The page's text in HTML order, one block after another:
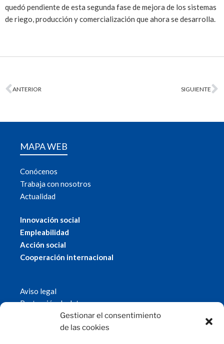
Gestionar el consentimiento
de las cookies
quedó pendiente de esta segunda fase de mejora de los sistemas
de riego, producción y comercialización que ahora se desarrolla.
ANTERIOR SIGUIENTE
MAPA WEB
Conócenos
Trabaja con nosotros
Actualidad
Innovación social
Empleabilidad
Acción social
Cooperación internacional
Aviso legal
Protección de datos
Política de cookies
© 2019 Fundación Magtel.